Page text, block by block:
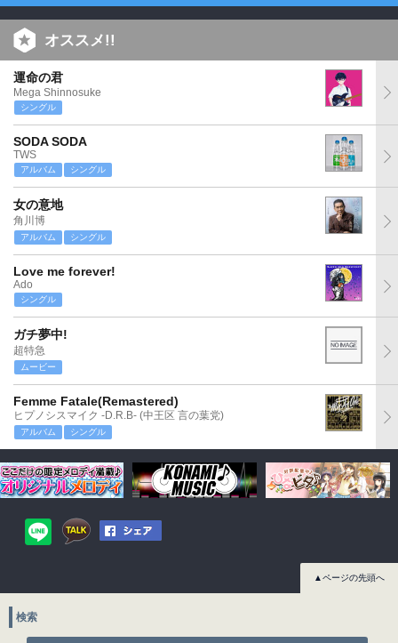
オススメ!!
運命の君
Mega Shinnosuke
シングル
SODA SODA
TWS
アルバム シングル
女の意地
角川博
アルバム シングル
Love me forever!
Ado
シングル
ガチ夢中!
超特急
ムービー
Femme Fatale(Remastered)
ヒプノシスマイク -D.R.B- (中王区 言の葉党)
アルバム シングル
▲ページの先頭へ
検索